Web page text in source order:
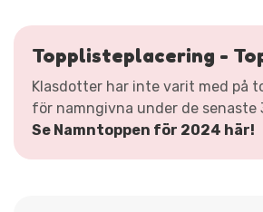
Topplisteplacering -
Klasdotter har inte varit med på
för namngivna under de senaste
Se Namntoppen för 2024 här!